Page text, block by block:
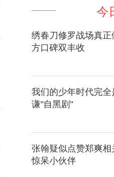
今
绣春刀修罗战场真正
方口碑双丰收
我们的少年时代完全
谦"自黑剧"
张翰疑似点赞郑爽相
惊呆小伙伴